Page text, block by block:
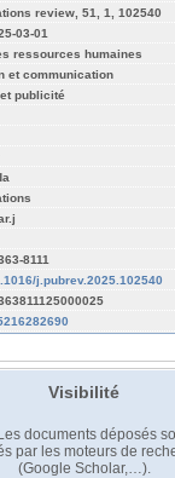
review, 51, 1, 102540
03-01
ressources humaines
et communication
publicité
8111
j.pubrev.2025.102540
Visibilité
documents déposés
par les moteurs de
(Google Scholar,…).